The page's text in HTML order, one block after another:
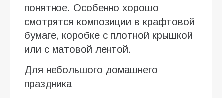
понятное. Особенно хорошо
смотрятся композиции в крафтовой
бумаге, коробке с плотной крышкой
или с матовой лентой.
Для небольшого домашнего
праздника